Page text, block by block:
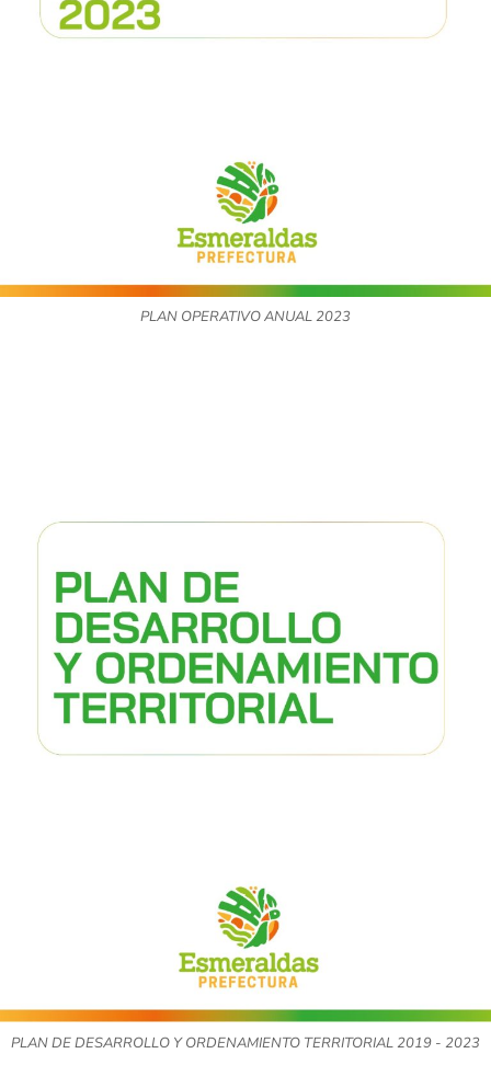
PLAN OPERATIVO ANUAL 2023
PLAN DE DESARROLLO Y ORDENAMIENTO TERRITORIAL 2019 - 2023